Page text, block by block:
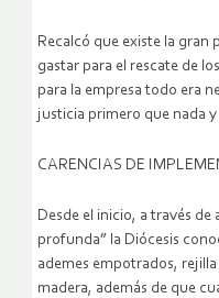
Recalcó que existe la gran
gastar para el rescate de
para la empresa todo era
justicia primero que nada
CARENCIAS DE
Desde el inicio, a través
profunda” la Diócesis
ademes empotrados,
madera, además de que